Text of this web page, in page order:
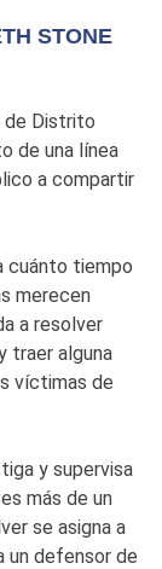
STONE
de Distrito
de una línea
a compartir
cuánto tiempo
merecen
a resolver
traer alguna
víctimas de
y supervisa
más de un
se asigna a
un defensor de